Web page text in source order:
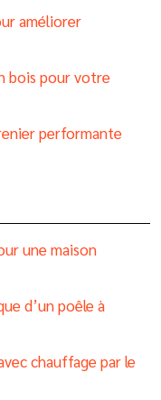
améliorer
bois pour votre
performante
une maison
d’un poêle à
chauffage par le